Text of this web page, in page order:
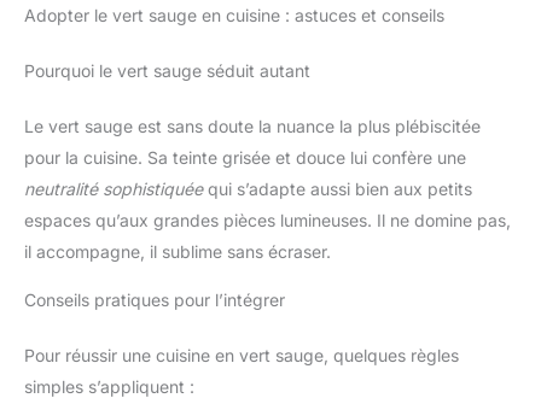
Adopter le vert sauge en cuisine : astuces et conseils
Pourquoi le vert sauge séduit autant
Le vert sauge est sans doute la nuance la plus plébiscitée
pour la cuisine. Sa teinte grisée et douce lui confère une
neutralité sophistiquéequi s’adapte aussi bien aux petits
espaces qu’aux grandes pièces lumineuses. Il ne domine pas,
il accompagne, il sublime sans écraser.
Conseils pratiques pour l’intégrer
Pour réussir une cuisine en vert sauge, quelques règles
simples s’appliquent :